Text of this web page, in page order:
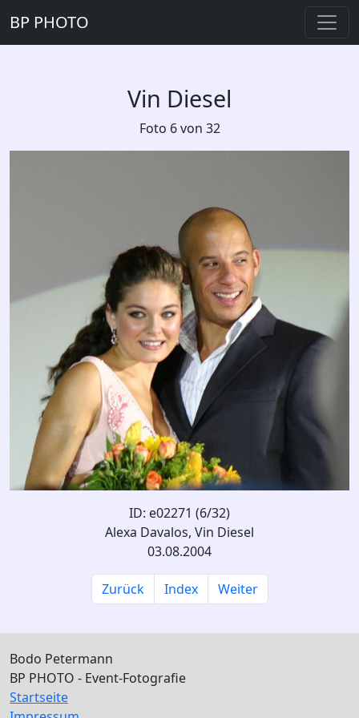
BP PHOTO
Vin Diesel
Foto 6 von 32
ID: e02271 (6/32)
Alexa Davalos, Vin Diesel
03.08.2004
Zurück Index Weiter
Bodo Petermann
BP PHOTO - Event-Fotografie
Startseite